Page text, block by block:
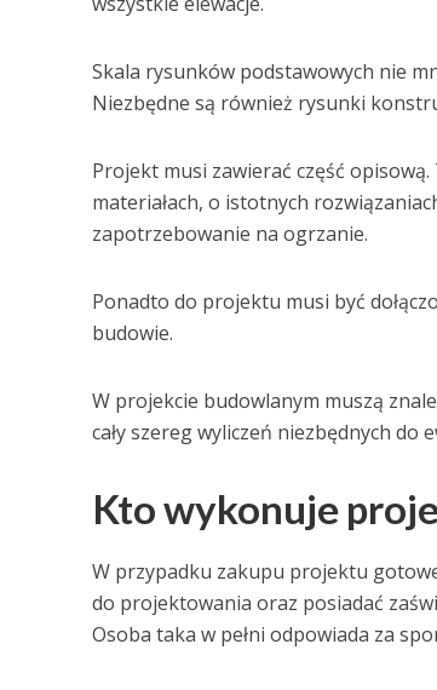
Skala rysunków podstawowych nie
Niezbędne są również rysunki
Projekt musi zawierać część
materiałach, o istotnych
zapotrzebowanie na ogrzanie.
Ponadto do projektu musi być
budowie.
W projekcie budowlanym muszą
cały szereg wyliczeń niezbędnych do
Kto wykonuje
W przypadku zakupu projektu
do projektowania oraz posiadać
Osoba taka w pełni odpowiada za